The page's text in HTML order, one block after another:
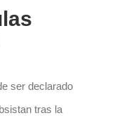
ser declarado
tras la